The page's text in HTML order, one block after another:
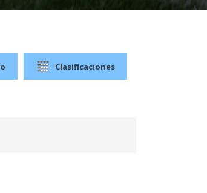
Clasificaciones